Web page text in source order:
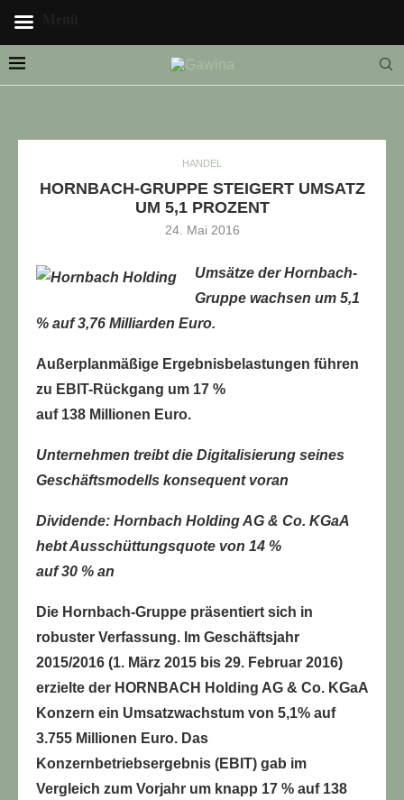
HANDEL
HORNBACH-GRUPPE STEIGERT UMSATZ
UM 5,1 PROZENT
24. Mai 2016
Umsätze der Hornbach-
Gruppe wachsen um 5,1
% auf 3,76 Milliarden Euro.
Außerplanmäßige Ergebnisbelastungen führen
zu EBIT-Rückgang um 17 %
auf 138 Millionen Euro.
Unternehmen treibt die Digitalisierung seines
Geschäftsmodells konsequent voran
Dividende: Hornbach Holding AG & Co. KGaA
hebt Ausschüttungsquote von 14 %
auf 30 % an
Die Hornbach-Gruppe präsentiert sich in
robuster Verfassung. Im Geschäftsjahr
2015/2016 (1. März 2015 bis 29. Februar 2016)
erzielte der HORNBACH Holding AG & Co. KGaA
Konzern ein Umsatzwachstum von 5,1% auf
3.755 Millionen Euro. Das
Konzernbetriebsergebnis (EBIT) gab im
Vergleich zum Vorjahr um knapp 17 % auf 138